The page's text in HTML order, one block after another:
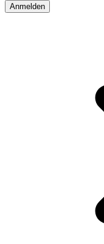
Anmelden